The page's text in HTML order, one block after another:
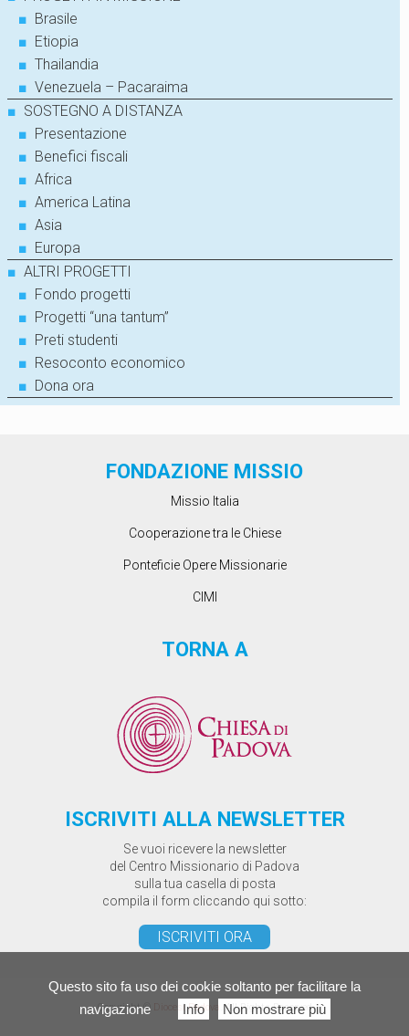
Questo sito fa uso dei cookie soltanto per facilitare la
navigazione
Info Non mostrare più
■ Brasile
■ Etiopia
■ Thailandia
■ Venezuela – Pacaraima
■ SOSTEGNO A DISTANZA
■ Presentazione
■ Benefici fiscali
■ Africa
■ America Latina
■ Asia
■ Europa
■ ALTRI PROGETTI
■ Fondo progetti
■ Progetti “una tantum”
■ Preti studenti
■ Resoconto economico
■ Dona ora
FONDAZIONE MISSIO
Missio Italia
Cooperazione tra le Chiese
Ponteficie Opere Missionarie
CIMI
TORNA A
ISCRIVITI ALLA NEWSLETTER
Se vuoi ricevere la newsletter
del Centro Missionario di Padova
sulla tua casella di posta
compila il form cliccando qui sotto:
ISCRIVITI ORA
Copyright © Diocesi Padova . All Rights Reserved